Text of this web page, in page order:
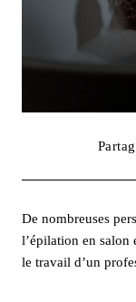
De nombreuses
l’épilation en salon
le travail d’un